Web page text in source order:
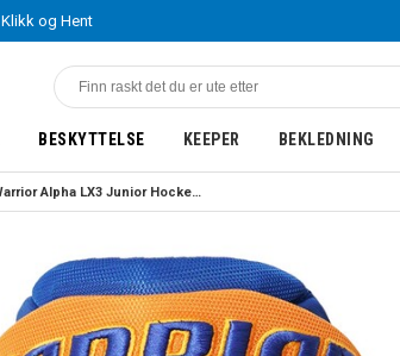
Klikk og Hent
BESKYTTELSE KEEPER BEKLEDNING
Warrior Alpha LX3 Junior Hockeyhanske Blå/Gul